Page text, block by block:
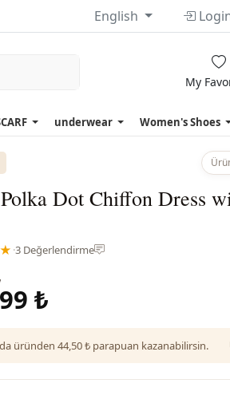
English
My
underwear Women's Shoes
Dot Chiffon Dress
·3 Değerlendirme
₺
üründen 44,50 ₺ parapuan kazanabilirsin.